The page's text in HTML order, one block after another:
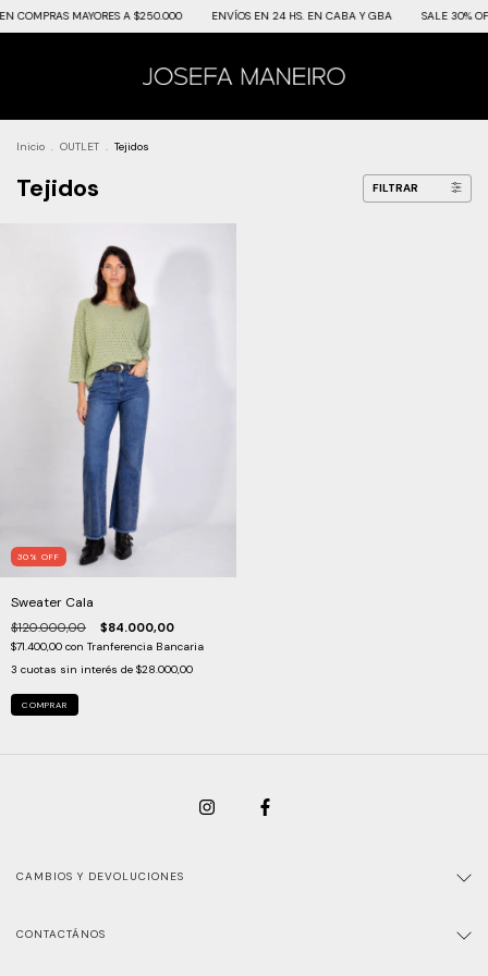
COMPRAS MAYORES A $250.000 ENVÍOS EN 24 HS. EN CABA Y GBA SALE 30%
Inicio . OUTLET . Tejidos
Tejidos FILTRAR
30 % OFF
Sweater Cala
$120.000,00 $84.000,00
$71.400,00 con Tranferencia Bancaria
3 cuotas sin interés de $28.000,00
COMPRAR
CAMBIOS Y DEVOLUCIONES
CONTACTÁNOS